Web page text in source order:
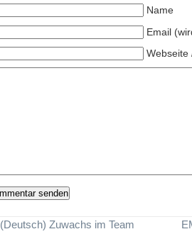
Name
Email
Webseite
(Deutsch) Zuwachs im Team